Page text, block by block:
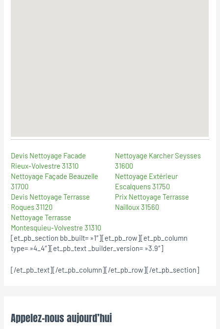
Devis Nettoyage Facade
Rieux-Volvestre 31310
Nettoyage Façade Beauzelle
31700
Devis Nettoyage Terrasse
Roques 31120
Nettoyage Terrasse
Montesquieu-Volvestre 31310
Nettoyage Karcher Seysses
31600
Nettoyage Extérieur
Escalquens 31750
Prix Nettoyage Terrasse
Nailloux 31560
[et_pb_section bb_built= »1″][et_pb_row][et_pb_column
type= »4_4″][et_pb_text _builder_version= »3.9″]
[/et_pb_text][/et_pb_column][/et_pb_row][/et_pb_section]
Appelez-nous aujourd’hui